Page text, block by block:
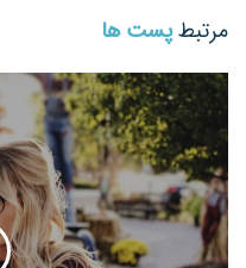
مرتبطپست ها